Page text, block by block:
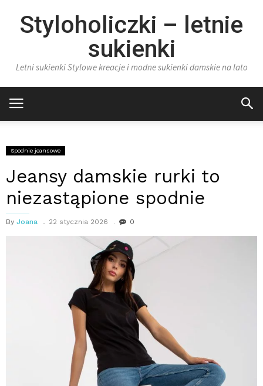
Styloholiczki – letnie
sukienki
Letni sukienki Stylowe kreacje i modne sukienki damskie na lato
Spodnie jeansowe
Jeansy damskie rurki to
niezastąpione spodnie
By Joana 22 stycznia 2026 0